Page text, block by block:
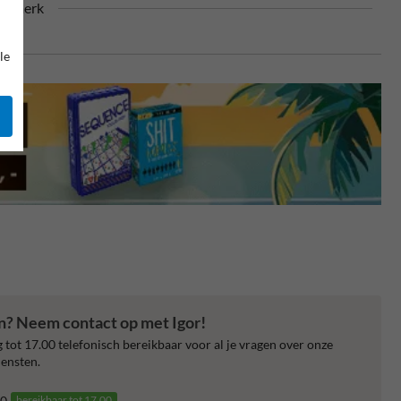
Neem contact op met Igor!
tot 17.00 telefonisch bereikbaar voor al je vragen over onze